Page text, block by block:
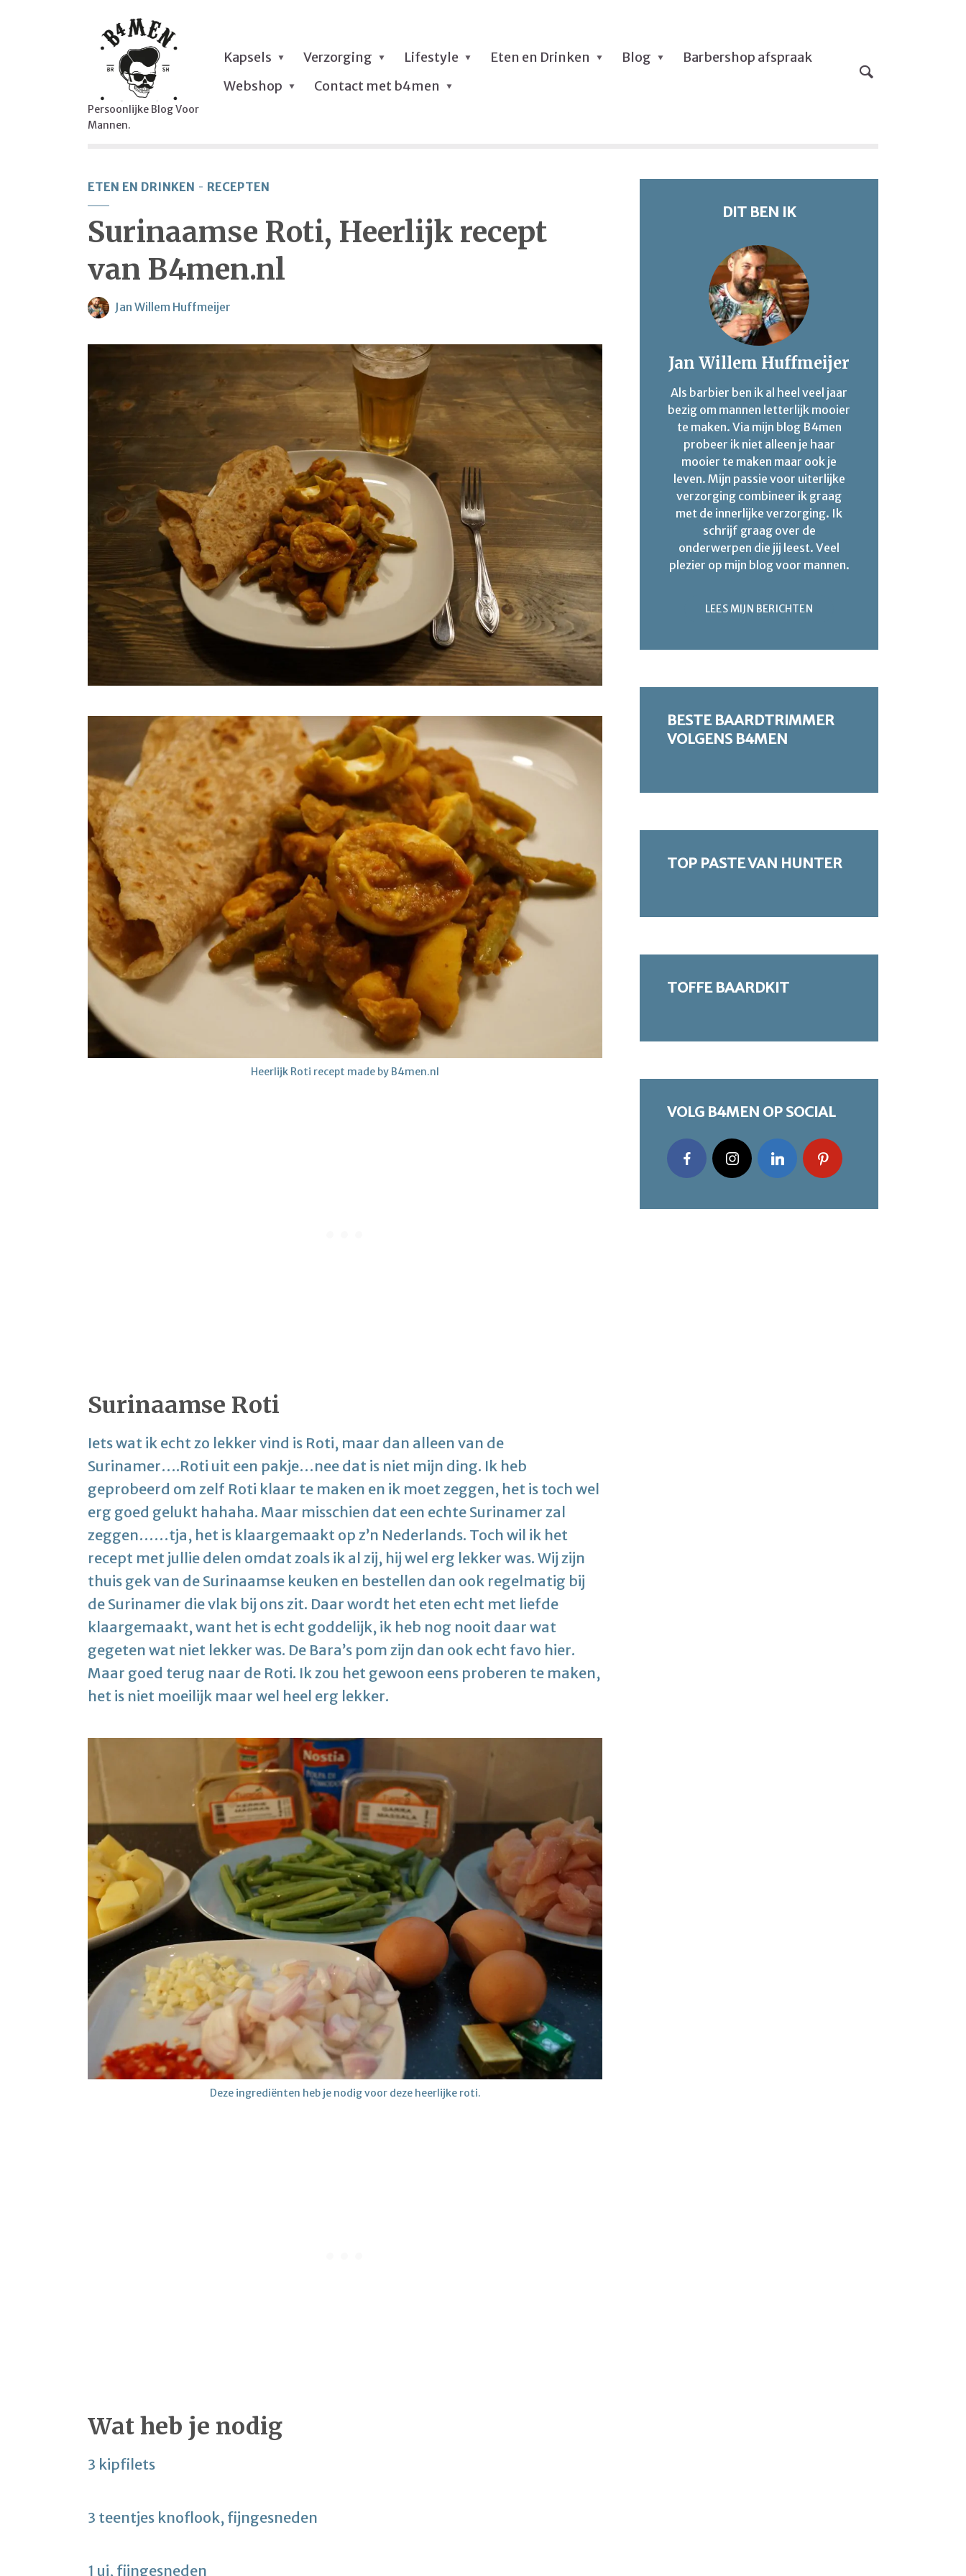
Persoonlijke Blog Voor
Mannen.
Kapsels Verzorging Lifestyle Eten en Drinken Blog
Barbershop afspraak
Webshop
Contact met b4men
ETEN EN DRINKEN RECEPTEN
Surinaamse Roti, Heerlijk recept
van B4men.nl
Jan Willem Huffmeijer
Heerlijk Roti recept made by B4men.nl
Surinaamse Roti
Iets wat ik echt zo lekker vind is Roti, maar dan alleen van de
Surinamer….Roti uit een pakje…nee dat is niet mijn ding. Ik heb
geprobeerd om zelf Roti klaar te maken en ik moet zeggen, het is toch wel
erg goed gelukt hahaha. Maar misschien dat een echte Surinamer zal
zeggen……tja, het is klaargemaakt op z’n Nederlands. Toch wil ik het
recept met jullie delen omdat zoals ik al zij, hij wel erg lekker was. Wij zijn
thuis gek van de Surinaamse keuken en bestellen dan ook regelmatig bij
de Surinamer die vlak bij ons zit. Daar wordt het eten echt met liefde
klaargemaakt, want het is echt goddelijk, ik heb nog nooit daar wat
gegeten wat niet lekker was. De Bara’s pom zijn dan ook echt favo hier.
Maar goed terug naar de Roti. Ik zou het gewoon eens proberen te maken,
het is niet moeilijk maar wel heel erg lekker.
Deze ingrediënten heb je nodig voor deze heerlijke roti.
Wat heb je nodig
3 kipfilets
3 teentjes knoflook, fijngesneden
1 ui, fijngesneden
DIT BEN IK
Jan Willem Huffmeijer
Als barbier ben ik al heel veel jaar
bezig om mannen letterlijk mooier
te maken. Via mijn blog B4men
probeer ik niet alleen je haar
mooier te maken maar ook je
leven. Mijn passie voor uiterlijke
verzorging combineer ik graag
met de innerlijke verzorging. Ik
schrijf graag over de
onderwerpen die jij leest. Veel
plezier op mijn blog voor mannen.
LEES MIJN BERICHTEN
BESTE BAARDTRIMMER
VOLGENS B4MEN
TOP PASTE VAN HUNTER
TOFFE BAARDKIT
VOLG B4MEN OP SOCIAL